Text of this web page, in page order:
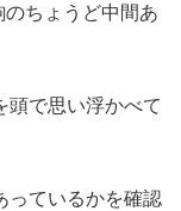
ちょうど中間あ
頭で思い浮かべて
っているかを確認